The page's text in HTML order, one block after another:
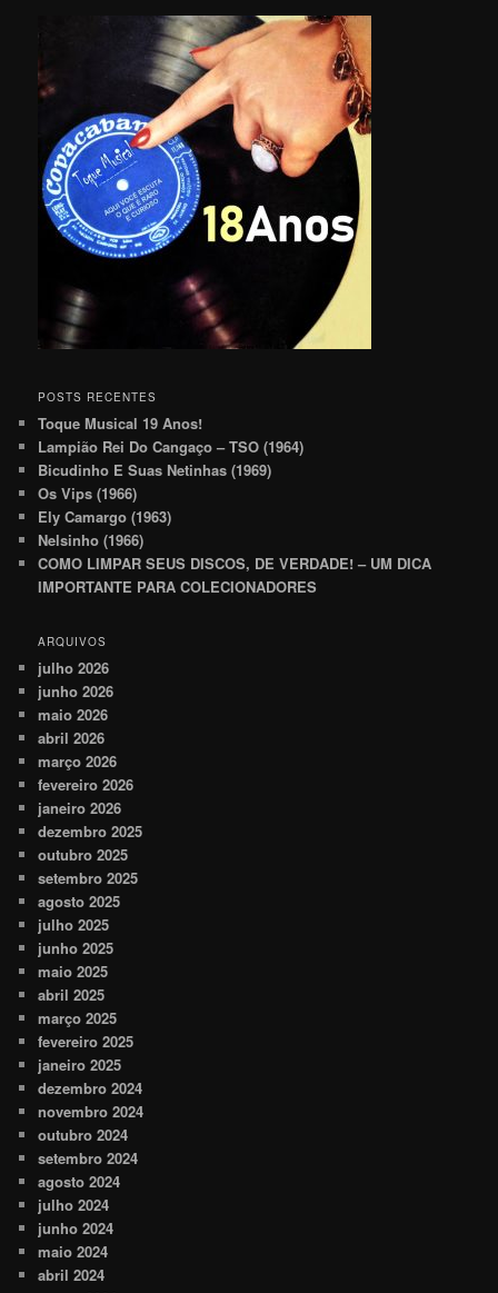
POSTS RECENTES
Toque Musical 19 Anos!
Lampião Rei Do Cangaço – TSO (1964)
Bicudinho E Suas Netinhas (1969)
Os Vips (1966)
Ely Camargo (1963)
Nelsinho (1966)
COMO LIMPAR SEUS DISCOS, DE VERDADE! – UM DICA
IMPORTANTE PARA COLECIONADORES
ARQUIVOS
julho 2026
junho 2026
maio 2026
abril 2026
março 2026
fevereiro 2026
janeiro 2026
dezembro 2025
outubro 2025
setembro 2025
agosto 2025
julho 2025
junho 2025
maio 2025
abril 2025
março 2025
fevereiro 2025
janeiro 2025
dezembro 2024
novembro 2024
outubro 2024
setembro 2024
agosto 2024
julho 2024
junho 2024
maio 2024
abril 2024